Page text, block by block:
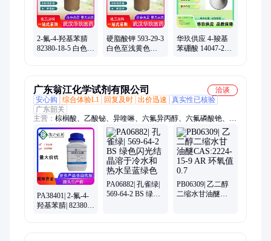
2-氟-4-羟基苯腈
82380-18-5 白色固
硬脂酸钾 593-29-3
白色至浅黄色粉
华玖供应 4-羧基
苯硼酸 14047-29-1
广东翁江化学试剂有限公司
洽谈
安心购
综合体验L1 回复及时 出价迅速
真实性已核验
广东韶关
主营： 棕榈酸、乙酸铋、异喹啉、六氟异丙醇、六氟磷酸铯、2-
乙二硫醇、4-二氟苄溴|、3-丙烷磺内酯、胶粘剂、丙烯酸酯、化
学试剂、分析试剂、透明液体、二乙二醇、光引发剂、岩白菜
素、对甲苯磺酸、苯甲酸苄酯、偏苯三酸酐、纳米氧化铽、表面
活性剂、蓖麻醇酸锌、乙基纤维素、荧光指示剂、丙烯酸羟乙酯
PA38401| 2-氟-4-
羟基苯腈| 82380-
PA06882| 孔雀绿|
569-64-2 BS 绿色
PB06309| 乙二醇
二缩水甘油醚